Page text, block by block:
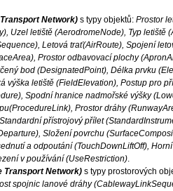
Network) s typy objektů: Prostor
Uzel letiště (AerodromeNode), Typ letiště
Letová trať(AirRoute), Spojení
Prostor odbavovací plochy
bod (DesignatedPoint), Délka prvku
výška letiště (FieldElevation), Postup pro
Spodní hranice nadmořské výšky
Prostor dráhy
přístrojový přílet
Složení povrchu
a odpoutání (TouchDownLiftOff),
v používání (UseRestriction).
Transport Network) s typy prostorových
spojnic lanové dráhy